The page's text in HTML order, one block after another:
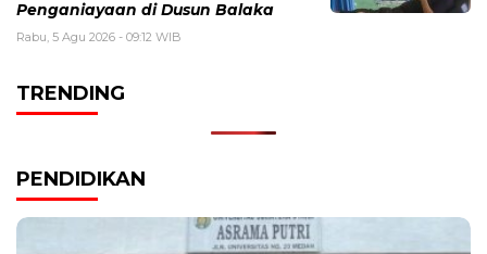
Penganiayaan di Dusun Balaka
Rabu, 5 Agu 2026 - 09:12 WIB
TRENDING
PENDIDIKAN